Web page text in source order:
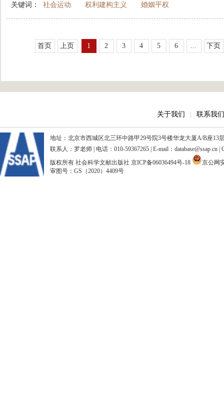
关键词：
社会运动 权利建构主义 婚姻平权
首页 上页 1 2 3 4 5 6 ... 下页
关于我们 联系我们
地址：北京市西城区北三环中路甲29号院3号楼华龙大厦A/B座13
联系人：罗老师 | 电话：010-59367265 | E-mail：database@ssap.cn
版权所有 社会科学文献出版社 京ICP备06036494号-18
京公网
审图号：GS（2020）4409号